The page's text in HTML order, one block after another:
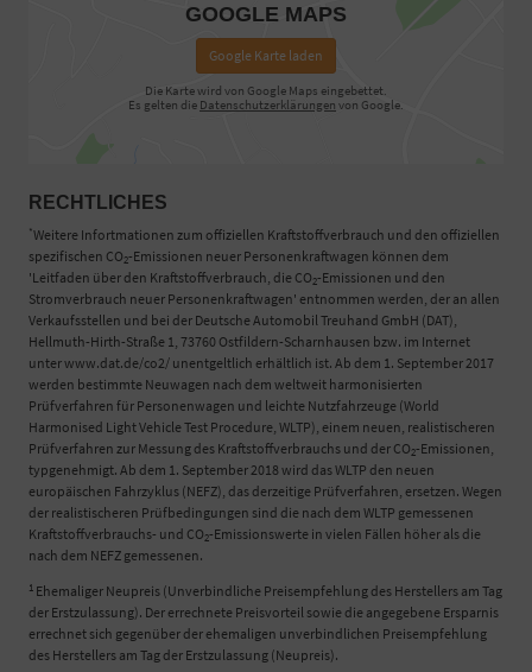
GOOGLE MAPS
Google Karte laden
Die Karte wird von Google Maps eingebettet.
Es gelten die Datenschutzerklärungen von Google.
RECHTLICHES
*Weitere Infortmationen zum offiziellen Kraftstoffverbrauch und den offiziellen
spezifischen CO2-Emissionen neuer Personenkraftwagen können dem
'Leitfaden über den Kraftstoffverbrauch, die CO2-Emissionen und den
Stromverbrauch neuer Personenkraftwagen' entnommen werden, der an allen
Verkaufsstellen und bei der Deutsche Automobil Treuhand GmbH (DAT),
Hellmuth-Hirth-Straße 1, 73760 Ostfildern-Scharnhausen bzw. im Internet
unter www.dat.de/co2/ unentgeltlich erhältlich ist. Ab dem 1. September 2017
werden bestimmte Neuwagen nach dem weltweit harmonisierten
Prüfverfahren für Personenwagen und leichte Nutzfahrzeuge (World
Harmonised Light Vehicle Test Procedure, WLTP), einem neuen, realistischeren
Prüfverfahren zur Messung des Kraftstoffverbrauchs und der CO2-Emissionen,
typgenehmigt. Ab dem 1. September 2018 wird das WLTP den neuen
europäischen Fahrzyklus (NEFZ), das derzeitige Prüfverfahren, ersetzen. Wegen
der realistischeren Prüfbedingungen sind die nach dem WLTP gemessenen
Kraftstoffverbrauchs- und CO2-Emissionswerte in vielen Fällen höher als die
nach dem NEFZ gemessenen.
1 Ehemaliger Neupreis (Unverbindliche Preisempfehlung des Herstellers am Tag
der Erstzulassung). Der errechnete Preisvorteil sowie die angegebene Ersparnis
errechnet sich gegenüber der ehemaligen unverbindlichen Preisempfehlung
des Herstellers am Tag der Erstzulassung (Neupreis).